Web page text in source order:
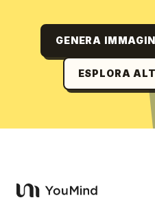
GENERA
ESPLORA